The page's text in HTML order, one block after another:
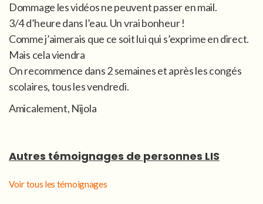
Dommage les vidéos ne peuvent passer en mail.
3/4 d’heure dans l’eau. Un vrai bonheur !
Comme j’aimerais que ce soit lui qui s’exprime en direct.
Mais cela viendra
On recommence dans 2 semaines et après les congés
scolaires, tous les vendredi.
Amicalement, Nijola
Autres témoignages de personnes LIS
Voir tous les témoignages